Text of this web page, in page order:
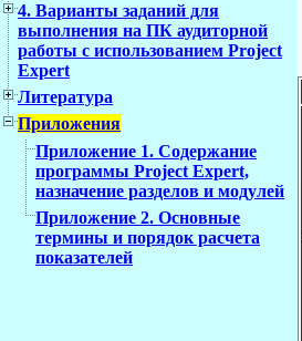
4. Варианты заданий для
выполнения на ПК аудиторной
работы с использованием Project
Expert
Литература
Приложения
Приложение 1. Содержание
программы Project Expert,
назначение разделов и модулей
Приложение 2. Основные
термины и порядок расчета
показателей